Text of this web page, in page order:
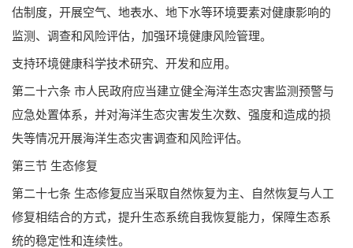
估制度，开展空气、地表水、地下水等环境要素对健康影响的
监测、调查和风险评估，加强环境健康风险管理。
支持环境健康科学技术研究、开发和应用。
第二十六条 市人民政府应当建立健全海洋生态灾害监测预警与
应急处置体系，并对海洋生态灾害发生次数、强度和造成的损
失等情况开展海洋生态灾害调查和风险评估。
第三节 生态修复
第二十七条 生态修复应当采取自然恢复为主、自然恢复与人工
修复相结合的方式，提升生态系统自我恢复能力，保障生态系
统的稳定性和连续性。